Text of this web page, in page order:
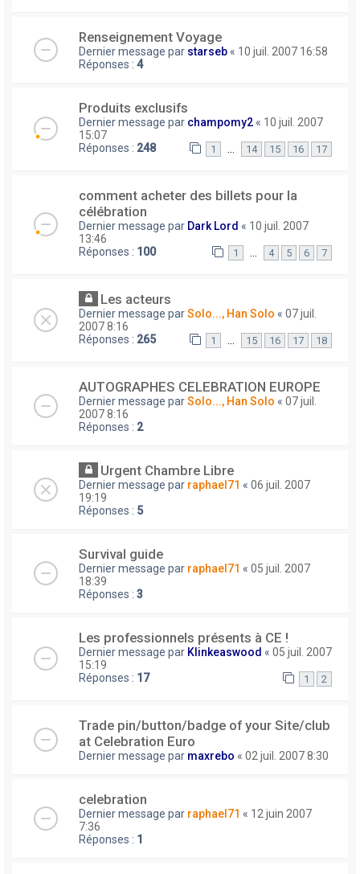
Renseignement Voyage
Dernier message par starseb « 10 juil. 2007 16:58
Réponses : 4
Produits exclusifs
Dernier message par champomy2 « 10 juil. 2007
15:07
Réponses : 248 1 14 15 16 17
comment acheter des billets pour la
célébration
Dernier message par Dark Lord « 10 juil. 2007
13:46
Réponses : 100 1 4 5 6 7
Les acteurs
Dernier message parSolo..., Han Solo « 07 juil.
2007 8:16
Réponses : 265 1 … 15 16 17 18
AUTOGRAPHES CELEBRATION EUROPE
Dernier message parSolo..., Han Solo « 07 juil.
2007 8:16
Réponses : 2
Urgent Chambre Libre
Dernier message par raphael71 « 06 juil. 2007
19:19
Réponses : 5
Survival guide
Dernier message par raphael71 « 05 juil. 2007
18:39
Réponses : 3
Les professionnels présents à CE !
Dernier message par Klinkeaswood « 05 juil. 2007
15:19
Réponses : 17 1 2
Trade pin/button/badge of your Site/club
at Celebration Euro
Dernier message par maxrebo « 02 juil. 2007 8:30
celebration
Dernier message par raphael71 « 12 juin 2007
7:36
Réponses : 1